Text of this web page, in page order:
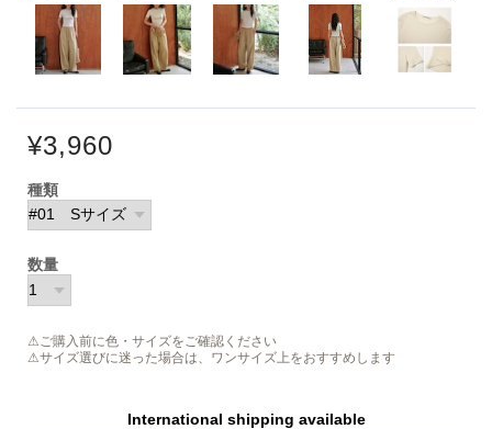
¥3,960
種類
数量
⚠ご購入前に色・サイズをご確認ください
⚠サイズ選びに迷った場合は、ワンサイズ上をおすすめします
International shipping available